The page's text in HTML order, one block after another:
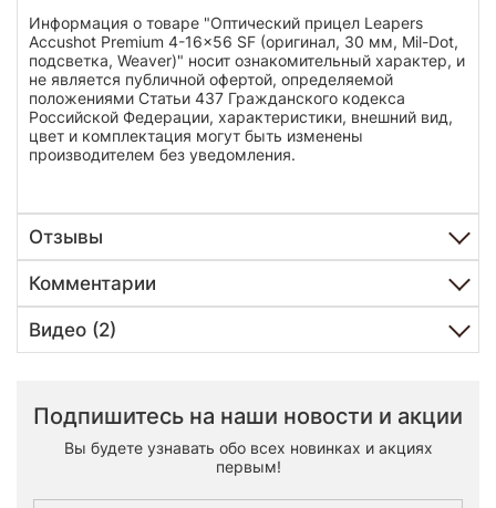
Информация о товаре "Оптический прицел Leapers
Accushot Premium 4-16x56 SF (оригинал, 30 мм, Mil-Dot,
подсветка, Weaver)" носит ознакомительный характер, и
не является публичной офертой, определяемой
положениями Статьи 437 Гражданского кодекса
Российской Федерации, характеристики, внешний вид,
цвет и комплектация могут быть изменены
производителем без уведомления.
Отзывы
Комментарии
Видео (2)
Подпишитесь на наши новости и акции
Вы будете узнавать обо всех новинках и акциях
первым!